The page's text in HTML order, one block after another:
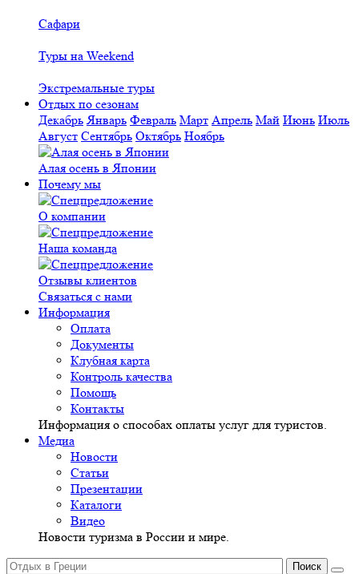
Сафари
Туры на Weekend
Экстремальные туры
Отдых по сезонам
Декабрь Январь Февраль Март Апрель Май Июнь Июль
Август Сентябрь Октябрь Ноябрь
Алая осень в Японии
Почему мы
О компании
Наша команда
Отзывы клиентов
Связаться с нами
Информация
Оплата
Документы
Клубная карта
Контроль качества
Помощь
Контакты
Информация о способах оплаты услуг для туристов.
Медиа
Новости
Статьи
Презентации
Каталоги
Видео
Новости туризма в России и мире.